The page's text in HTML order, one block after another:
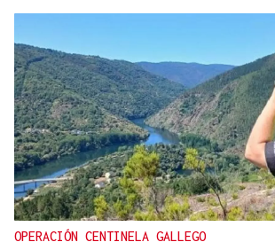
OPERACIÓN CENTINELA GALLEGO